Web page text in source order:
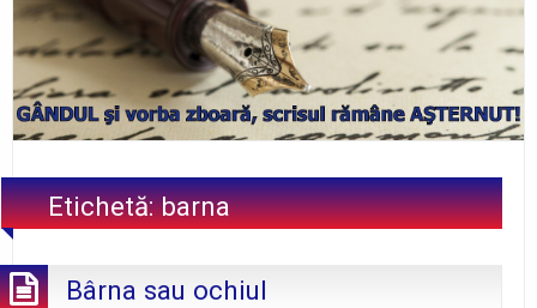
Etichetă:barna
Bârna sau ochiul